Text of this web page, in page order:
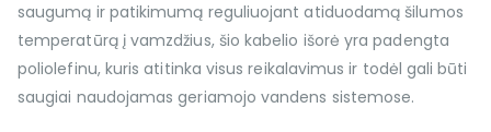
saugumą ir patikimumą reguliuojant atiduodamą šilumos
temperatūrą į vamzdžius, šio kabelio išorė yra padengta
poliolefinu, kuris atitinka visus reikalavimus ir todėl gali būti
saugiai naudojamas geriamojo vandens sistemose.